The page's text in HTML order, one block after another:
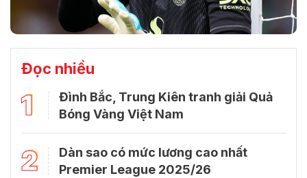
Đọc nhiều
1
Đình Bắc, Trung Kiên tranh giải Quả
Bóng Vàng Việt Nam
2
Dàn sao có mức lương cao nhất
Premier League 2025/26